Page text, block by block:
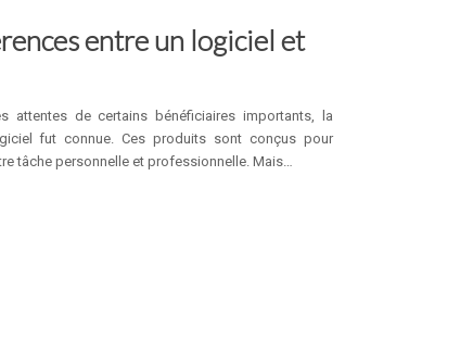
entre un logiciel et
attentes de certains bénéficiaires importants, la
fut connue. Ces produits sont conçus pour
tâche personnelle et professionnelle. Mais…